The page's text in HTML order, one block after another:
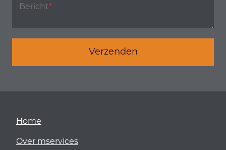
Bericht*
Verzenden
Home
Over mservices